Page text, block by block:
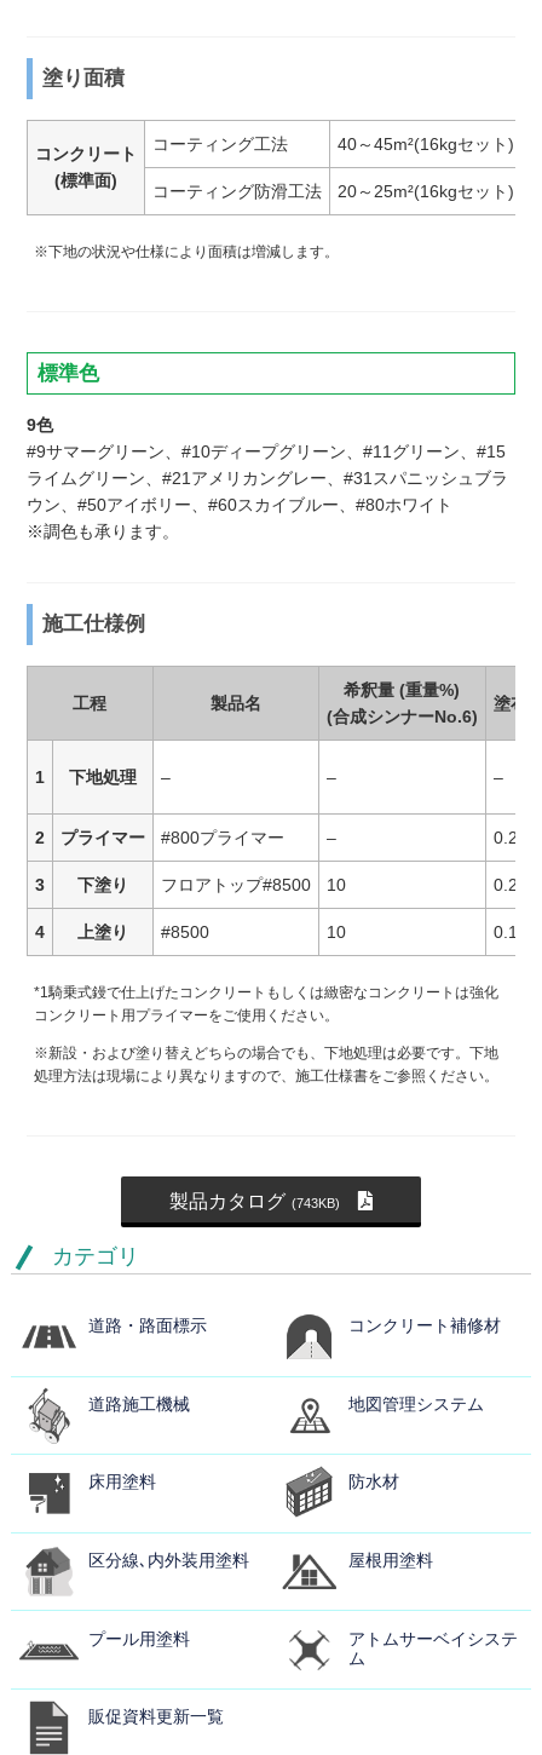
カテゴリ
道路・路面標示 コンクリート補修材
道路施工機械 地図管理システム
床用塗料 防水材
区分線､内外装用塗料 屋根用塗料
プール用塗料
アトムサーベイシステ
ム
販促資料更新一覧
塗り面積
コンクリート
(標準面)
コーティング工法 40～45m²(16kgセット)
コーティング防滑工法 20～25m²(16kgセット)
※下地の状況や仕様により面積は増減します。
標準色
9色
#9サマーグリーン、#10ディープグリーン、#11グリーン、#15
ライムグリーン、#21アメリカングレー、#31スパニッシュブラ
ウン、#50アイボリー、#60スカイブルー、#80ホワイト
※調色も承ります。
施工仕様例
工程 製品名
希釈量 (重量%)
(合成シンナーNo.6)
塗布
1 下地処理 – – –
2 プライマー #800プライマー – 0.2
3 下塗り フロアトップ#8500 10 0.2
4 上塗り #8500 10 0.15
*1騎乗式鏝で仕上げたコンクリートもしくは緻密なコンクリートは強化
コンクリート用プライマーをご使用ください。
※新設・および塗り替えどちらの場合でも、下地処理は必要です。下地
処理方法は現場により異なりますので、施工仕様書をご参照ください。
製品カタログ (743KB)